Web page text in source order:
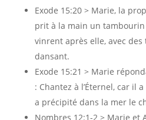
Exode 15:20 > Marie, la
prit à la main un
vinrent après elle, avec
dansant.
Exode 15:21 > Marie
: Chantez à l’Éternel, car il
a précipité dans la mer le
Nombres 12:1-2 > Marie et